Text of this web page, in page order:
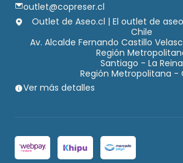
outlet@copreser.cl
Outlet de Aseo.cl | El outlet de
Chile
Av. Alcalde Fernando Castillo
Región
Santiago - La Reina
Región Metropolitana -
Ver más detalles